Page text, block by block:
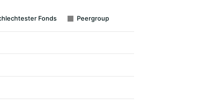
Fonds Peergroup